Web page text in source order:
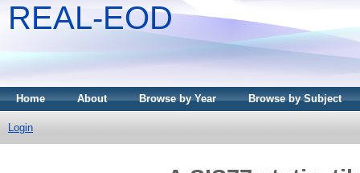
REAL-EOD
Home About Browse by Year Browse by Subject
Login